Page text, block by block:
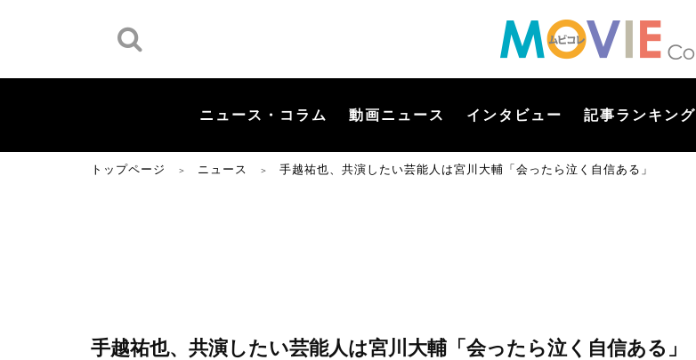
ニュース・コラム 動画ニュース インタビュー 記事ランキング
トップページ ＞ ニュース ＞ 手越祐也、共演したい芸能人は宮川大輔「会ったら泣く自信ある」
手越祐也、共演したい芸能人は宮川大輔「会ったら泣く自信ある」